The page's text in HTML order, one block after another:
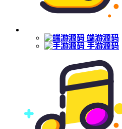
端游源码
手游源码